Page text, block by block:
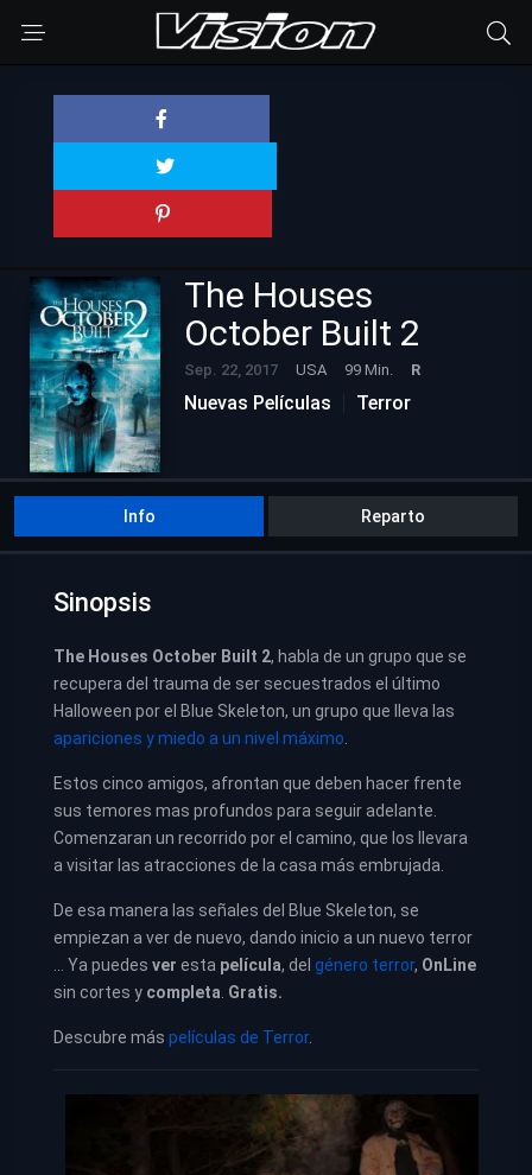
The Houses
October Built 2
Sep. 22, 2017 USA 99 Min. R
Nuevas Películas Terror
Info Reparto
Sinopsis
The Houses October Built 2, habla de un grupo que se
recupera del trauma de ser secuestrados el último
Halloween por el Blue Skeleton, un grupo que lleva las
apariciones y miedo a un nivel máximo
Estos cinco amigos, afrontan que deben hacer frente
sus temores mas profundos para seguir adelante.
Comenzaran un recorrido por el camino, que los llevara
a visitar las atracciones de la casa más embrujada.
De esa manera las señales del Blue Skeleton, se
empiezan a ver de nuevo, dando inicio a un nuevo terror
… Ya puedes ver esta película, del género terror, OnLine
sin cortes y completa Gratis.
Descubre más películas de Terror.